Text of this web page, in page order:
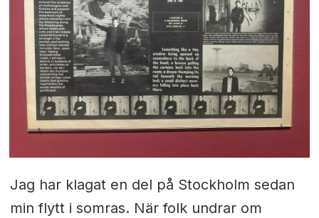
Jag har klagat en del på Stockholm sedan
min flytt i somras. När folk undrar om